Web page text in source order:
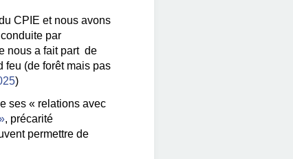
CPIE et nous avons
par
nous a fait part de
feu (de forêt mais pas
)
ses « relations avec
, précarité
permettre de